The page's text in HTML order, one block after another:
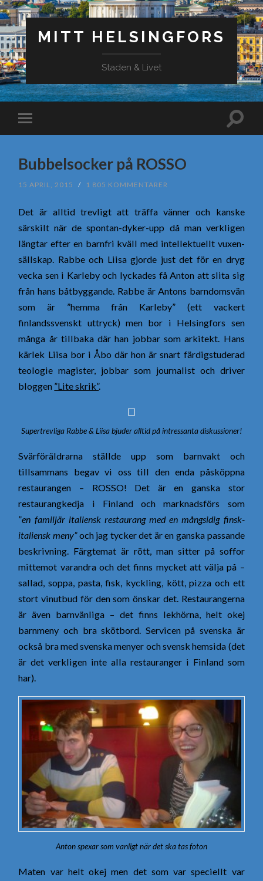
MITT HELSINGFORS
Staden & Livet
Bubbelsocker på ROSSO
15 APRIL, 2015 / 1 805 KOMMENTARER
Det är alltid trevligt att träffa vänner och kanske
särskilt när de spontan-dyker-upp då man verkligen
längtar efter en barnfri kväll med intellektuellt vuxen-
sällskap. Rabbe och Liisa gjorde just det för en dryg
vecka sen i Karleby och lyckades få Anton att slita sig
från hans båtbyggande. Rabbe är Antons barndomsvän
som är ”hemma från Karleby” (ett vackert
finlandssvenskt uttryck) men bor i Helsingfors sen
många år tillbaka där han jobbar som arkitekt. Hans
kärlek Liisa bor i Åbo där hon är snart färdigstuderad
teologie magister, jobbar som journalist och driver
bloggen ”Lite skrik”.
Supertrevliga Rabbe & Liisa bjuder alltid på intressanta diskussioner!
Svärföräldrarna ställde upp som barnvakt och
tillsammans begav vi oss till den enda påsköppna
restaurangen – ROSSO! Det är en ganska stor
restaurangkedja i Finland och marknadsförs som
”en familjär italiensk restaurang med en mångsidig finsk-
italiensk meny”och jag tycker det är en ganska passande
beskrivning. Färgtemat är rött, man sitter på soffor
mittemot varandra och det finns mycket att välja på –
sallad, soppa, pasta, fisk, kyckling, kött, pizza och ett
stort vinutbud för den som önskar det. Restaurangerna
är även barnvänliga – det finns lekhörna, helt okej
barnmeny och bra skötbord. Servicen på svenska är
också bra med svenska menyer och svensk hemsida (det
är det verkligen inte alla restauranger i Finland som
har).
Anton spexar som vanligt när det ska tas foton
Maten var helt okej men det som var speciellt var